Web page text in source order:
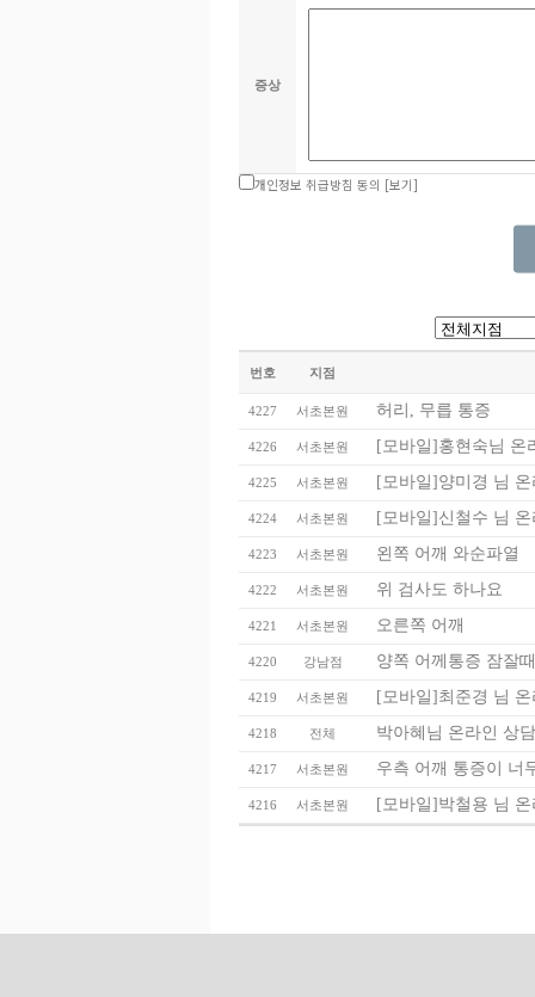
증상
개인정보 취급방침 동의 [보기]
번호 지점
4227 서초본원 허리, 무릅 통증
4226 서초본원 [모바일]홍현숙님 온
4225 서초본원 [모바일]양미경 님
4224 서초본원 [모바일]신철수 님
4223 서초본원 왼쪽 어깨 와순파열
4222 서초본원 위 검사도 하나요
4221 서초본원 오른쪽 어깨
4220 강남점 양쪽 어께통증 잠잘
4219 서초본원 [모바일]최준경 님
4218 전체 박아혜님 온라인 상
4217 서초본원 우측 어깨 통증이 너
4216 서초본원 [모바일]박철용 님